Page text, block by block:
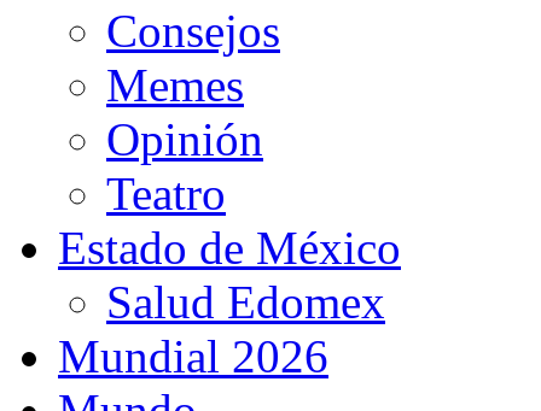
Consejos
Memes
Opinión
Teatro
Estado de México
Salud Edomex
Mundial 2026